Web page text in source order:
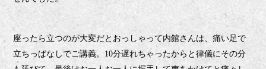
座ったら立つのが大変だとおっしゃって内館さんは、痛い足で
立ちっぱなしでご講義。 10分遅れちゃったからと律儀にその分